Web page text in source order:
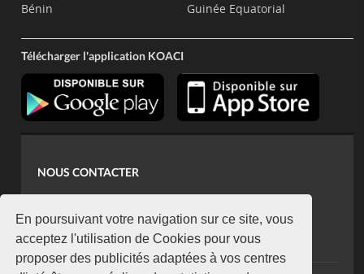
En poursuivant votre navigation sur ce site, vous
acceptez l'utilisation de Cookies pour vous
proposer des publicités adaptées à vos centres
Bénin
Guinée Equatorial
Télécharger l'application KOACI
NOUS CONTACTER
koaci@yahoo.fr
+225 07 08 85 52 93